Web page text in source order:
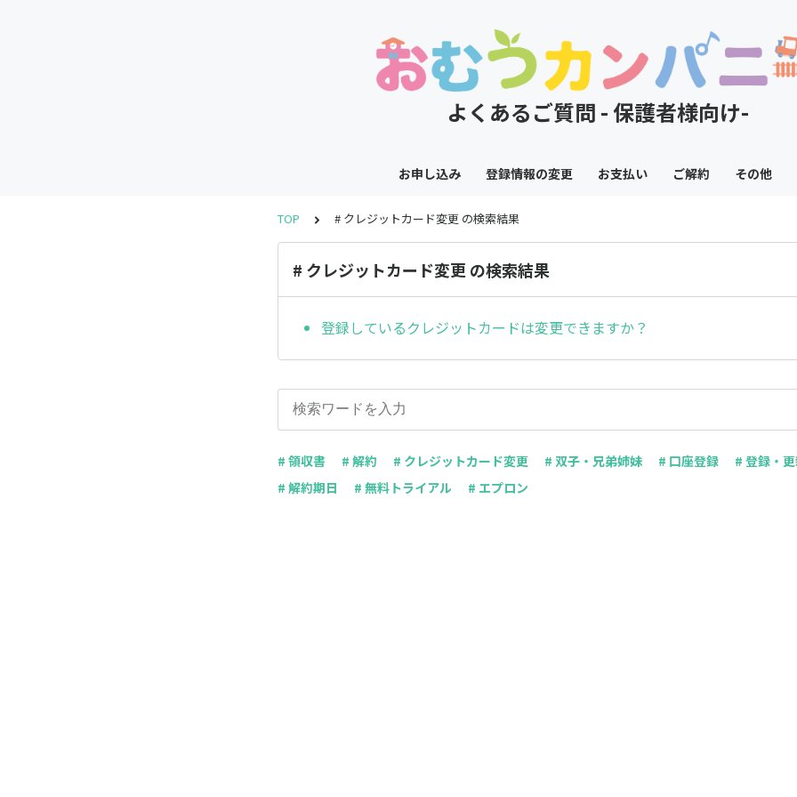
よくあるご質問 - 保護者様向け-
お申し込み 登録情報の変更 お支払い ご解約 その他
TOP # クレジットカード変更 の検索結果
# クレジットカード変更 の検索結果
登録しているクレジットカードは変更できますか？
# 領収書 # 解約 # クレジットカード変更 # 双子・兄弟姉妹 # 口座登録 # 登録・
# 解約期日
# 無料トライアル # エプロン